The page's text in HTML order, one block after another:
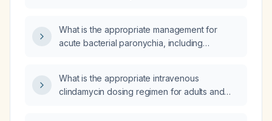
What is the appropriate management for
acute bacterial paronychia, including
matricectomy?
What is the appropriate intravenous
clindamycin dosing regimen for adults and